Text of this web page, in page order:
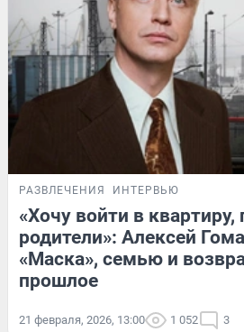
РАЗВЛЕЧЕНИЯ ИНТЕРВЬЮ
«Хочу войти в
родители»: Алексей
«Маска», семью и
прошлое
21 февраля, 2026, 13:00 1 052 3